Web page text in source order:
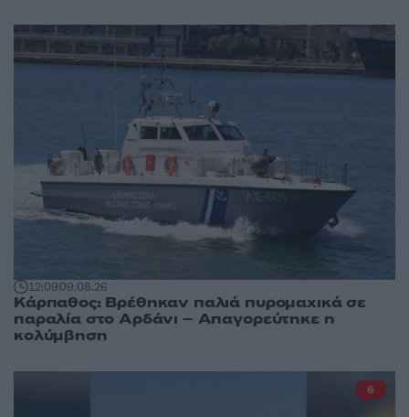
12:0909.08.26
Κάρπαθος: Βρέθηκαν παλιά πυρομαχικά σε
παραλία στο Αρδάνι – Απαγορεύτηκε η
κολύμβηση
6